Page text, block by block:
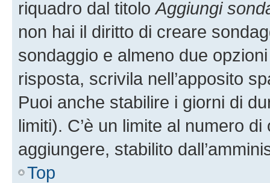
riquadro dal titoloAggiungi
non hai il diritto di creare
sondaggio e almeno due
risposta, scrivila nell’apposito
Puoi anche stabilire i giorni di
limiti). C’è un limite al numero
aggiungere, stabilito
Top